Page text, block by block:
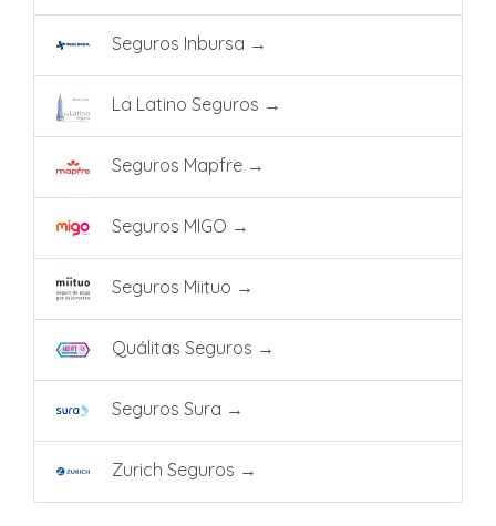
Seguros Inbursa →
La Latino Seguros →
Seguros Mapfre →
Seguros MIGO →
Seguros Miituo →
Quálitas Seguros →
Seguros Sura →
Zurich Seguros →